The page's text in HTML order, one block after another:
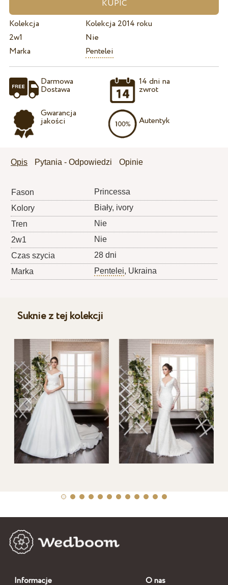
Kolekcja
Kolekcja 2014 roku
2w1
Nie
Marka
Pentelei
Darmowa
Dostawa
Gwarancja
jakości
14 dni na
zwrot
Autentyk
Opis Pytania - Odpowiedzi Opinie
Fason
Princessa
Kolory
Biały, ivory
Tren
Nie
2w1
Nie
Czas szycia
28 dni
Marka
Pentelei, Ukraina
Suknie z tej kolekcji
Informacje O nas